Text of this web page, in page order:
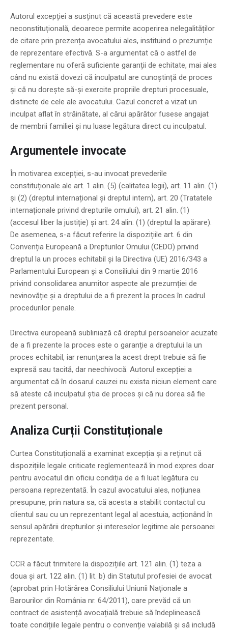
Autorul excepției a susținut că această prevedere este
neconstituțională, deoarece permite acoperirea nelegalităților
de citare prin prezența avocatului ales, instituind o prezumție
de reprezentare efectivă. S-a argumentat că o astfel de
reglementare nu oferă suficiente garanții de echitate, mai ales
când nu există dovezi că inculpatul are cunoștință de proces
și că nu dorește să-și exercite propriile drepturi procesuale,
distincte de cele ale avocatului. Cazul concret a vizat un
inculpat aflat în străinătate, al cărui apărător fusese angajat
de membrii familiei și nu luase legătura direct cu inculpatul.
Argumentele invocate
În motivarea excepției, s-au invocat prevederile
constituționale ale art. 1 alin. (5) (calitatea legii), art. 11 alin. (1)
și (2) (dreptul internațional și dreptul intern), art. 20 (Tratatele
internaționale privind drepturile omului), art. 21 alin. (1)
(accesul liber la justiție) și art. 24 alin. (1) (dreptul la apărare).
De asemenea, s-a făcut referire la dispozițiile art. 6 din
Convenția Europeană a Drepturilor Omului (CEDO) privind
dreptul la un proces echitabil și la Directiva (UE) 2016/343 a
Parlamentului European și a Consiliului din 9 martie 2016
privind consolidarea anumitor aspecte ale prezumției de
nevinovăție și a dreptului de a fi prezent la proces în cadrul
procedurilor penale.
Directiva europeană subliniază că dreptul persoanelor acuzate
de a fi prezente la proces este o garanție a dreptului la un
proces echitabil, iar renunțarea la acest drept trebuie să fie
expresă sau tacită, dar neechivocă. Autorul excepției a
argumentat că în dosarul cauzei nu exista niciun element care
să ateste că inculpatul știa de proces și că nu dorea să fie
prezent personal.
Analiza Curții Constituționale
Curtea Constituțională a examinat excepția și a reținut că
dispozițiile legale criticate reglementează în mod expres doar
pentru avocatul din oficiu condiția de a fi luat legătura cu
persoana reprezentată. În cazul avocatului ales, noțiunea
presupune, prin natura sa, că acesta a stabilit contactul cu
clientul sau cu un reprezentant legal al acestuia, acționând în
sensul apărării drepturilor și intereselor legitime ale persoanei
reprezentate.
CCR a făcut trimitere la dispozițiile art. 121 alin. (1) teza a
doua și art. 122 alin. (1) lit. b) din Statutul profesiei de avocat
(aprobat prin Hotărârea Consiliului Uniunii Naționale a
Barourilor din România nr. 64/2011), care prevăd că un
contract de asistență avocațială trebuie să îndeplinească
toate condițiile legale pentru o convenție valabilă și să includă